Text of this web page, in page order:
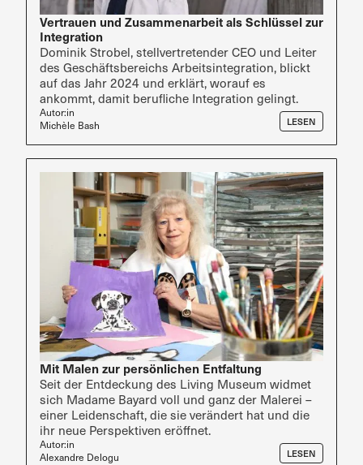
Vertrauen und Zusammenarbeit als Schlüssel zur
Integration
Dominik Strobel, stellvertretender CEO und Leiter
des Geschäftsbereichs Arbeitsintegration, blickt
auf das Jahr 2024 und erklärt, worauf es
ankommt, damit berufliche Integration gelingt.
Autor:in
Michèle Bash
LESEN
Mit Malen zur persönlichen Entfaltung
Seit der Entdeckung des Living Museum widmet
sich Madame Bayard voll und ganz der Malerei –
einer Leidenschaft, die sie verändert hat und die
ihr neue Perspektiven eröffnet.
Autor:in
Alexandre Delogu
LESEN